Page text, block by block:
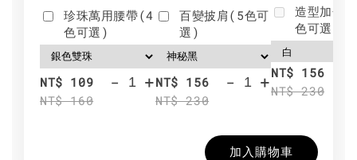
珍珠萬用腰帶(4
色可選)
NT$ 109
NT$ 160
- +
百變披肩(5色可
選)
NT$ 156
NT$ 230
- +
造型加分
色可選)
NT$ 156
NT$ 230
加入購物車